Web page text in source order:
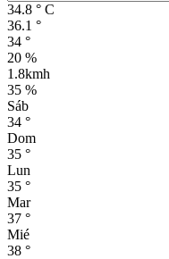
34.8 ° C
36.1 °
34 °
20 %
1.8kmh
35 %
Sáb
34 °
Dom
35 °
Lun
35 °
Mar
37 °
Mié
38 °